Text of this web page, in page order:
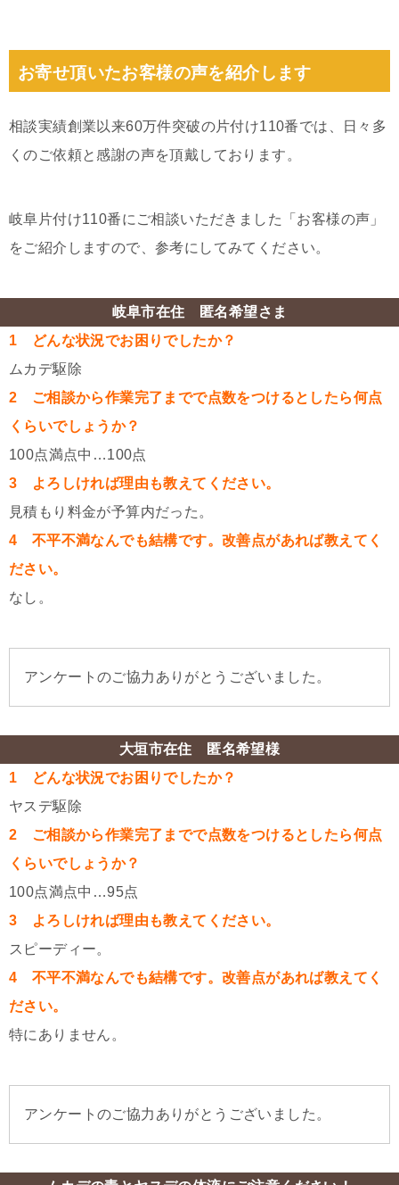
お寄せ頂いたお客様の声を紹介します
相談実績創業以来60万件突破の片付け110番では、日々多
くのご依頼と感謝の声を頂戴しております。
岐阜片付け110番にご相談いただきました「お客様の声」
をご紹介しますので、参考にしてみてください。
岐阜市在住 匿名希望さま
1 どんな状況でお困りでしたか？
ムカデ駆除
2 ご相談から作業完了までで点数をつけるとしたら何点
くらいでしょうか？
100点満点中…100点
3 よろしければ理由も教えてください。
見積もり料金が予算内だった。
4 不平不満なんでも結構です。改善点があれば教えてく
ださい。
なし。
アンケートのご協力ありがとうございました。
大垣市在住 匿名希望様
1 どんな状況でお困りでしたか？
ヤスデ駆除
2 ご相談から作業完了までで点数をつけるとしたら何点
くらいでしょうか？
100点満点中…95点
3 よろしければ理由も教えてください。
スピーディー。
4 不平不満なんでも結構です。改善点があれば教えてく
ださい。
特にありません。
アンケートのご協力ありがとうございました。